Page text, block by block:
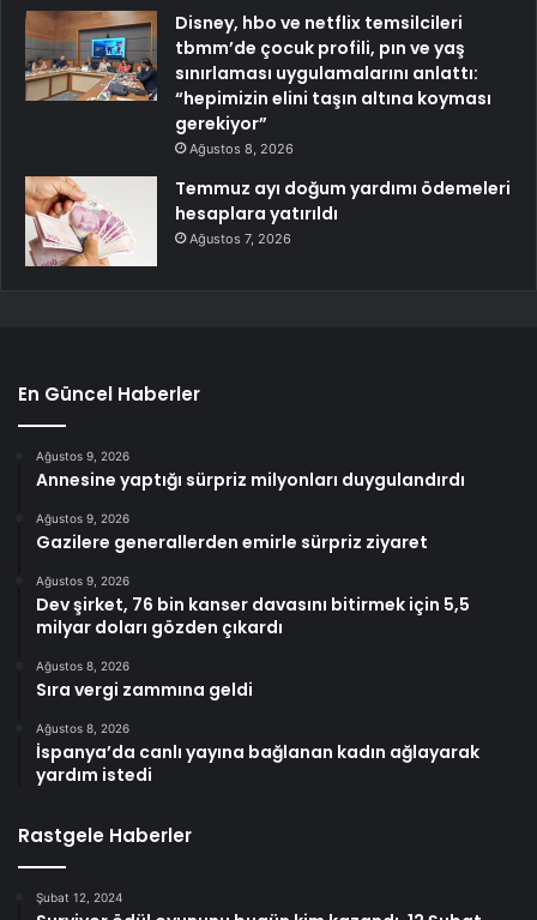
Disney, hbo ve netflix temsilcileri
tbmm’de çocuk profili, pın ve yaş
sınırlaması uygulamalarını anlattı:
“hepimizin elini taşın altına koyması
gerekiyor”
Ağustos 8, 2026
Temmuz ayı doğum yardımı ödemeleri
hesaplara yatırıldı
Ağustos 7, 2026
En Güncel Haberler
Ağustos 9, 2026
Annesine yaptığı sürpriz milyonları duygulandırdı
Ağustos 9, 2026
Gazilere generallerden emirle sürpriz ziyaret
Ağustos 9, 2026
Dev şirket, 76 bin kanser davasını bitirmek için 5,5
milyar doları gözden çıkardı
Ağustos 8, 2026
Sıra vergi zammına geldi
Ağustos 8, 2026
İspanya’da canlı yayına bağlanan kadın ağlayarak
yardım istedi
Rastgele Haberler
Şubat 12, 2024